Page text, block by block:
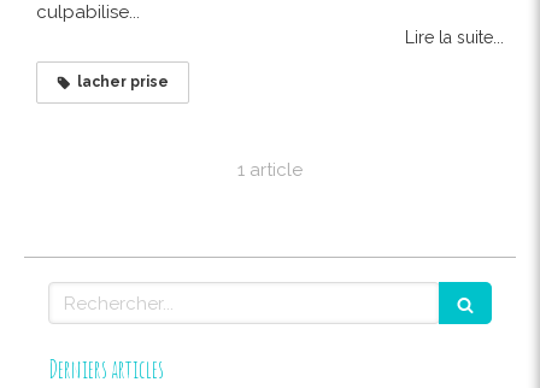
culpabilise...
Lire la suite...
lacher prise
1 article
Rechercher
Derniers articles